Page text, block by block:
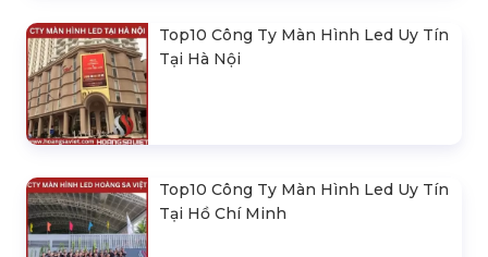
Top10 Công Ty Màn Hình Led Uy Tín
Tại Hà Nội
Top10 Công Ty Màn Hình Led Uy Tín
Tại Hồ Chí Minh